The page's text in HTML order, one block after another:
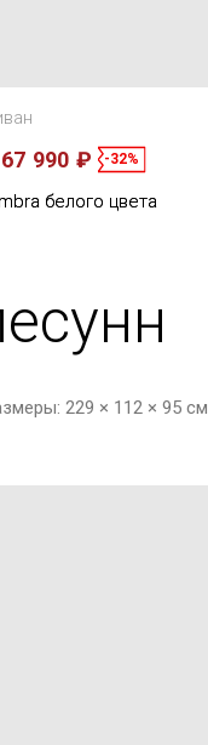
67 990 ₽ -32%
белого цвета
229 × 112 × 95 см